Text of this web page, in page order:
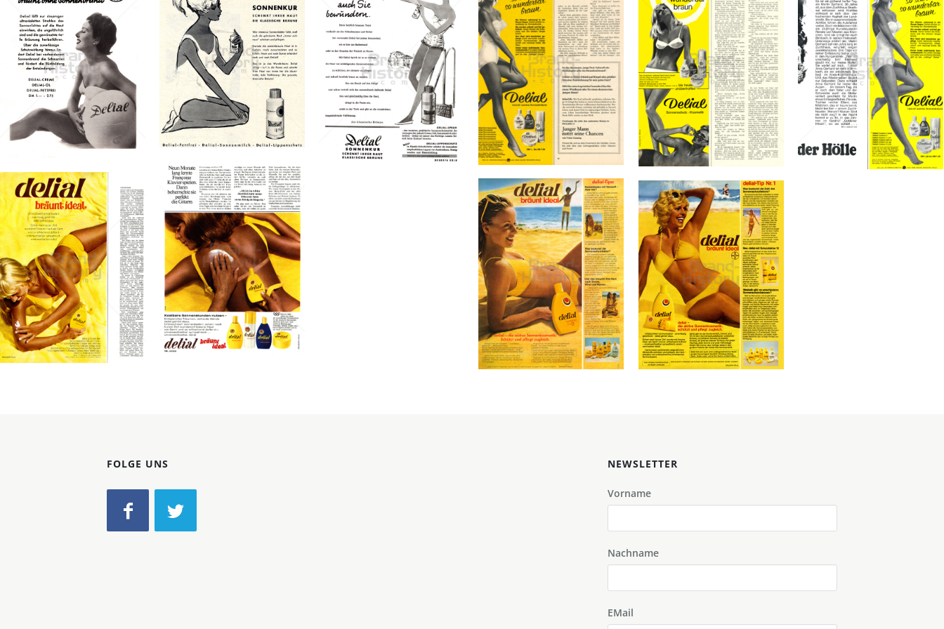
Konzerne
Epoche
delial
Sara Lee
Deutschland GmbH
1954
Bild-ID: 1356
delial
Sara Lee
Deutschland GmbH
1958
Bild-ID: 71064
delial
Sara Lee
Deutschland GmbH
1959
Bild-ID: 41374
delial
Sara Lee
Deutschland GmbH
1965
Bild-ID: 872
delial
Sara Lee
Deutschland GmbH
1967
Bild-ID: 13300
delial
Sara Lee
Deutschland GmbH
1967
Bild-ID: 12239
delial
Sara Lee
Deutschland GmbH
1969
Bild-ID: 12216
delial
Sara Lee
Deutschland GmbH
1973
Bild-ID: 12456
delial
Sara Lee
Deutschland GmbH
1974
Bild-ID: 1748
delial
Sara Lee
Deutschland GmbH
1977
Bild-ID: 43373
FOLGE UNS NEWSLETTER
Vorname
Nachname
EMail